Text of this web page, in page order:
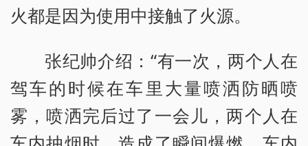
火都是因为使用中接触了火源。
张纪帅介绍：“有一次，两个人在
驾车的时候在车里大量喷洒防晒喷
雾，喷洒完后过了一会儿，两个人在